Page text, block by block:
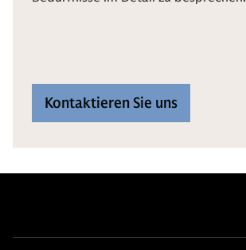
Kontaktieren Sie uns